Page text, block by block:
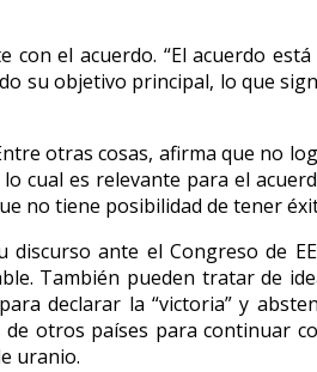
el acuerdo. “El acuerdo está
su objetivo principal, lo que
otras cosas, afirma que no
cual es relevante para el
no tiene posibilidad de tener
ante el Congreso de
También pueden tratar de
declarar la “victoria” y
otros países para continuar
uranio.